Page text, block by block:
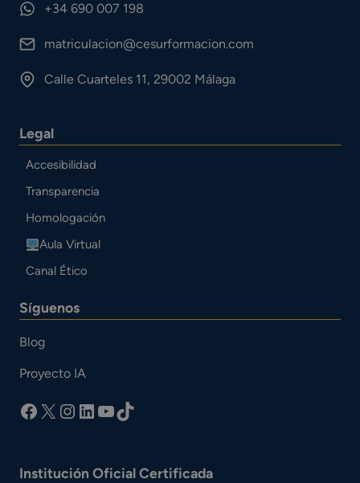
+34 690 007 198
matriculacion@cesurformacion.com
Calle Cuarteles 11, 29002 Málaga
Legal
Accesibilidad
Transparencia
Homologación
Aula Virtual
Canal Ético
Síguenos
Blog
Proyecto IA
facebook
X Instagram
LinkedIn
YouTube
TikTok
Institución Oficial Certificada